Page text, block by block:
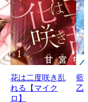
花は二度咲き乱
れる【マイク
ロ】
藍
乙